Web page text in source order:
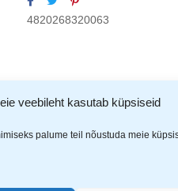
veebileht kasutab küpsiseid
palume teil nõustuda meie
4820268320063